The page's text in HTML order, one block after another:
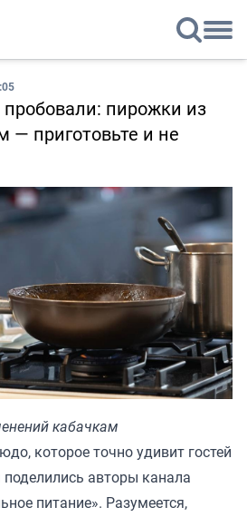
пирожки из
— приготовьте и не
кабачкам
которое точно удивит гостей
авторы канала
питание». Разумеется,